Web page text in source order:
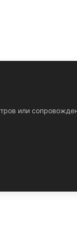
или